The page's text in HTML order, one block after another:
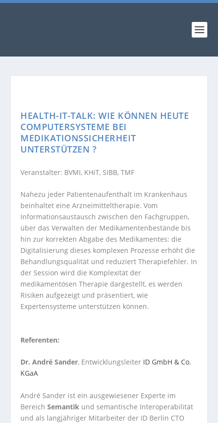
HEALTH-IT-TALK: WIE KÖNNEN HEUTE
COMPUTERSYSTEME BEI
MEDIKATIONSSICHERHEIT
UNTERSTÜTZEN ?
Veranstalter: BVMI, KHiT, SIBB, TMF
Nahezu jeder Patientenaufenthalt im Krankenhaus
beinhaltet eine Arzneimitteltherapie. Vom
Informationsaustausch zwischen den Fachgruppen,
über das Verwalten der Medikamentenbestände bis
hin zur korrekten Abgabe des Medikamentes: die
Digitalisierung dieses komplexen Prozesse erhöht die
Behandlungsqualität und reduziert Therapiefehler. In
der Session wird die Komplexität der
medikamentösen Therapie dargestellt, es werden
Risiken aufgezeigt und präsentiert, wie
Expertensysteme unterstützen können.
Referenten:
Dr. André Sander, Entwicklungsleiter ID GmbH & Co.
KGaA
André Sander ist ein ausgewiesener Experte im
BereichSemantik und semantische Interoperabilität
und als langjähriger Mitarbeiter der ID Berlin CTO